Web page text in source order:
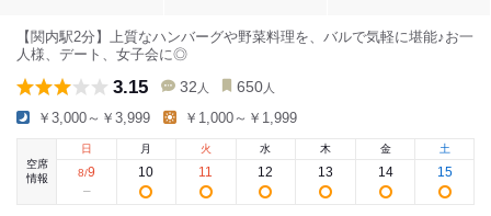
【関内駅2分】上質なハンバーグや野菜料理を、バルで気軽に堪能♪お一
人様、デート、女子会に◎
3.15 32 人 650 人
￥3,000～￥3,999 ￥1,000～￥1,999
空席
情報
日
8/9
月
10
火
11
水
12
木
13
金
14
土
15